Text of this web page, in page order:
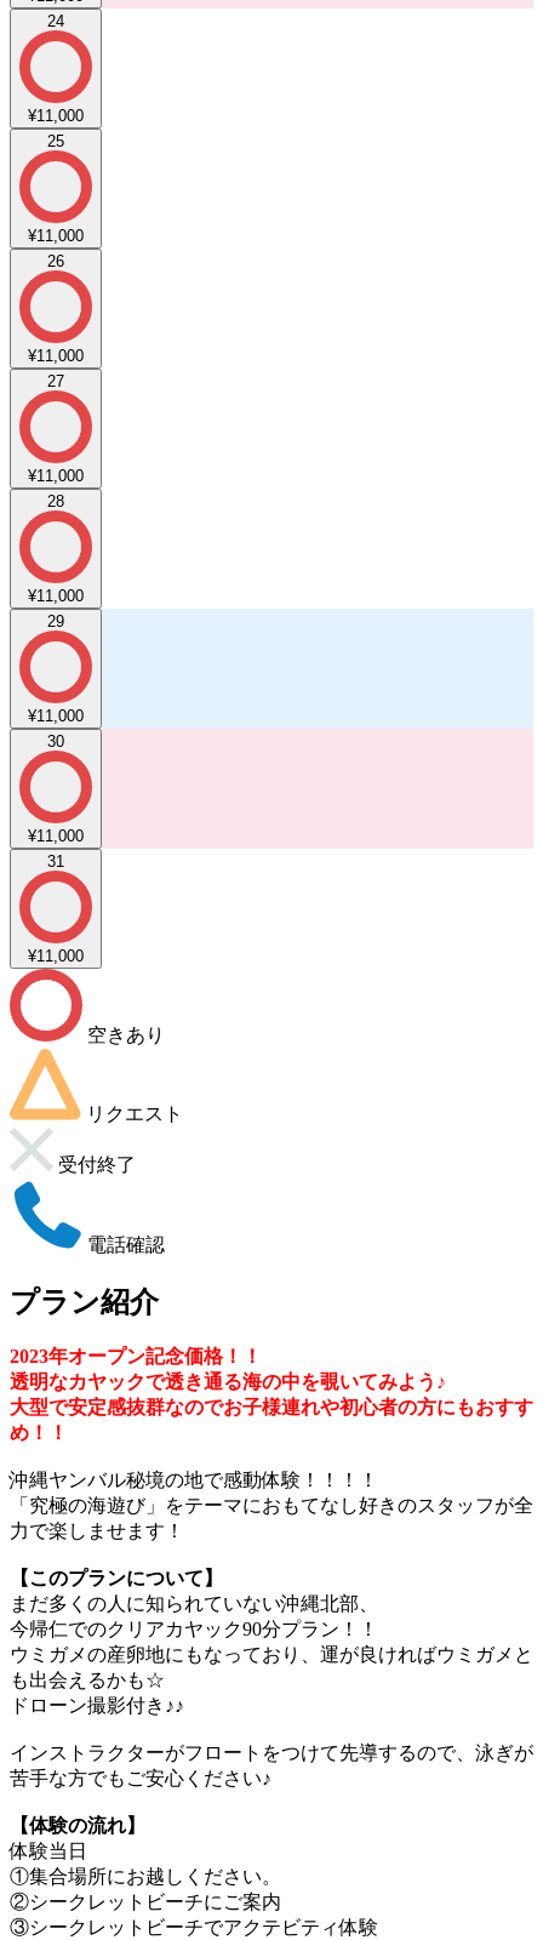
24
¥11,000
25
¥11,000
26
¥11,000
27
¥11,000
28
¥11,000
29
¥11,000
30
¥11,000
31
¥11,000
空きあり
リクエスト
受付終了
電話確認
プラン紹介
2023年オープン記念価格！！
透明なカヤックで透き通る海の中を覗いてみよう♪
大型で安定感抜群なのでお子様連れや初心者の方にもおすす
め！！
沖縄ヤンバル秘境の地で感動体験！！！！
「究極の海遊び」をテーマにおもてなし好きのスタッフが全
力で楽しませます！
【このプランについて】
まだ多くの人に知られていない沖縄北部、
今帰仁でのクリアカヤック90分プラン！！
ウミガメの産卵地にもなっており、運が良ければウミガメと
も出会えるかも☆
ドローン撮影付き♪♪
インストラクターがフロートをつけて先導するので、泳ぎが
苦手な方でもご安心ください♪
【体験の流れ】
体験当日
①集合場所にお越しください。
②シークレットビーチにご案内
③シークレットビーチでアクテビティ体験